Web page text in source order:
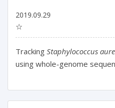
2019.09.29
☆
Tracking Staphylococcus
using whole-genome